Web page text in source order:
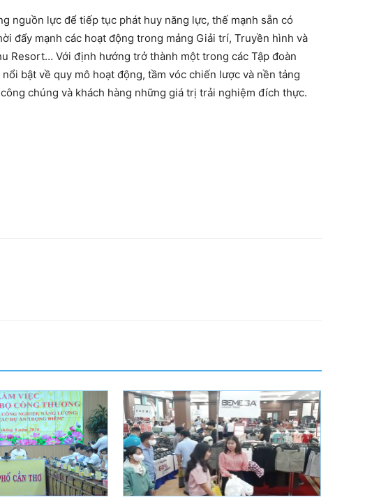
nguồn lực để tiếp tục phát huy năng lực, thế mạnh sẵn có
đẩy mạnh các hoạt động trong mảng Giải trí, Truyền hình và
Resort… Với định hướng trở thành một trong các Tập đoàn
bật về quy mô hoạt động, tầm vóc chiến lược và nền tảng
chúng và khách hàng những giá trị trải nghiệm đích thực.